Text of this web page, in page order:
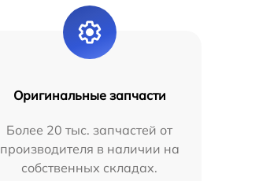
Оригинальные запчасти
Более 20 тыс. запчастей от
производителя в наличии на
собственных складах.